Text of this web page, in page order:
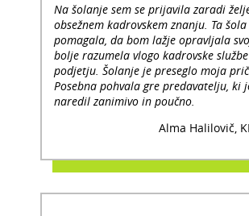
Na šolanje sem se prijavila zaradi
obsežnem kadrovskem znanju. Ta
pomagala, da bom lažje opravljala
bolje razumela vlogo kadrovske
podjetju. Šolanje je preseglo moja
Posebna pohvala gre predavatelju, ki
naredil zanimivo in poučno.
Alma Halilovič,